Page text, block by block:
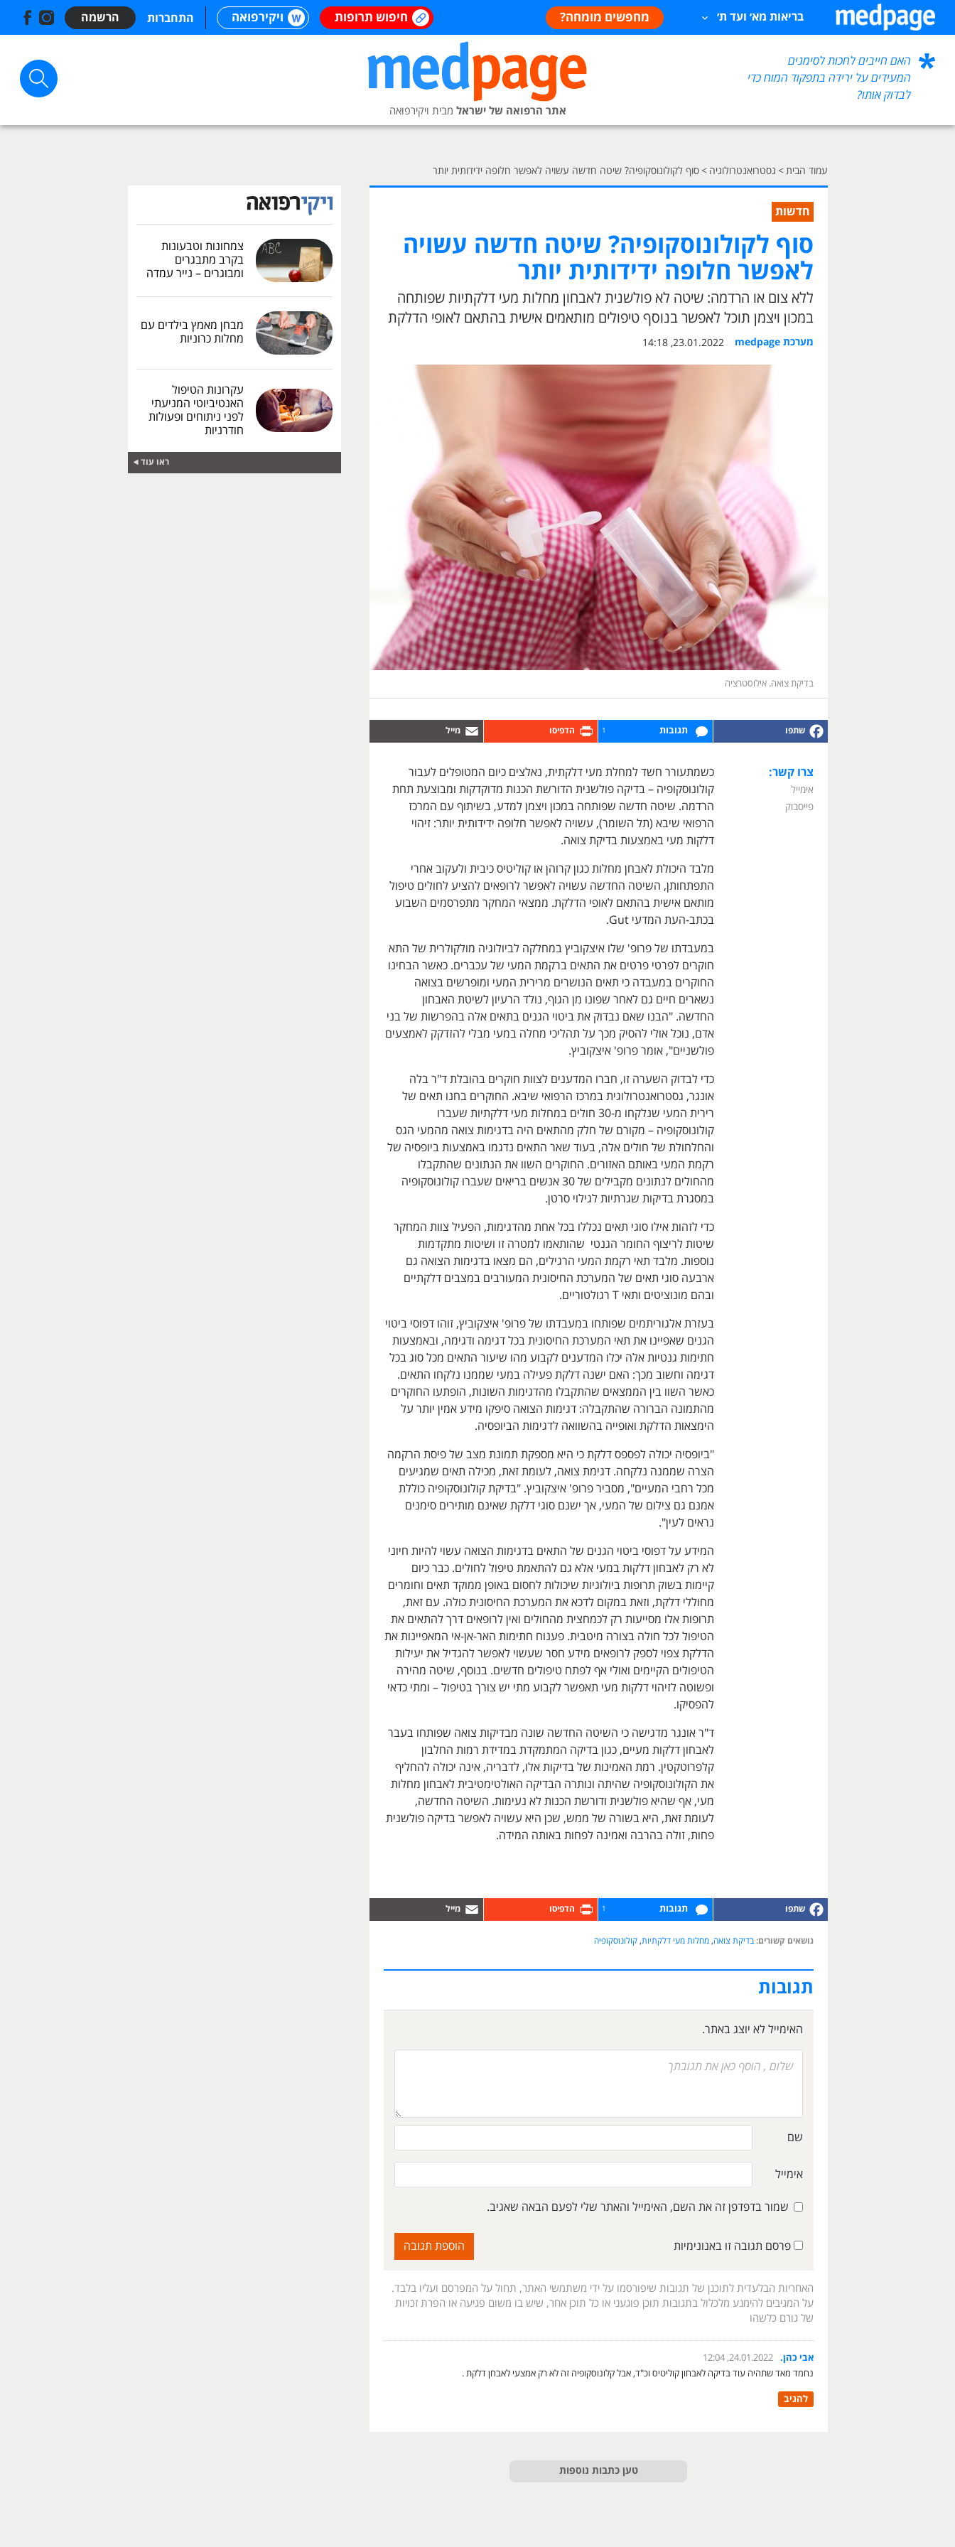
בריאות מא׳ ועד ת׳ מחפשים מומחה? חיפוש תרופות ויקירפואה התחברות הרשמה
האם חייבים לחכות לסימנים
המעידים על ירידה בתפקוד המוח כדי
לבדוק אותו?
אתר הרפואה של ישראל מבית ויקירפואה
עמוד הבית > גסטרואנטרולוגיה > סוף לקולונוסקופיה? שיטה חדשה עשויה לאפשר חלופה ידידותית יותר
חדשות
סוף לקולונוסקופיה? שיטה חדשה עשויה
לאפשר חלופה ידידותית יותר
ללא צום או הרדמה: שיטה לא פולשנית לאבחון מחלות מעי דלקתיות שפותחה
במכון ויצמן תוכל לאפשר בנוסף טיפולים מותאמים אישית בהתאם לאופי הדלקת
מערכת medpage 23.01.2022, 14:18
בדיקת צואה. אילוסטרציה
תגובות 1
צרו קשר:
אימייל
פייסבוק
כשמתעורר חשד למחלת מעי דלקתית, נאלצים כיום המטופלים לעבור
קולונוסקופיה – בדיקה פולשנית הדורשת הכנות מדוקדקות ומבוצעת תחת
הרדמה. שיטה חדשה שפותחה במכון ויצמן למדע, בשיתוף עם המרכז
הרפואי שיבא (תל השומר), עשויה לאפשר חלופה ידידותית יותר: זיהוי
דלקות מעי באמצעות בדיקת צואה.
מלבד היכולת לאבחן מחלות כגון קרוהן או קוליטיס כיבית ולעקוב אחרי
התפתחותן, השיטה החדשה עשויה לאפשר לרופאים להציע לחולים טיפול
מותאם אישית בהתאם לאופי הדלקת. ממצאי המחקר מתפרסמים השבוע
בכתב-העת המדעי Gut.
במעבדתו של פרופ' שלו איצקוביץ במחלקה לביולוגיה מולקולרית של התא
חוקרים לפרטי פרטים את התאים ברקמת המעי של עכברים. כאשר הבחינו
החוקרים במעבדה כי תאים הנושרים מרירית המעי ומופרשים בצואה
נשארים חיים גם לאחר שפונו מן הגוף, נולד הרעיון לשיטת האבחון
החדשה. "הבנו שאם נבדוק את ביטוי הגנים בתאים אלה בהפרשות של בני
אדם, נוכל אולי להסיק מכך על תהליכי מחלה במעי מבלי להזדקק לאמצעים
פולשניים", אומר פרופ' איצקוביץ.
כדי לבדוק השערה זו, חברו המדענים לצוות חוקרים בהובלת ד"ר בלה
אונגר, גסטרואנטרולוגית במרכז הרפואי שיבא. החוקרים בחנו תאים של
רירית המעי שנלקחו מ-30 חולים במחלות מעי דלקתיות שעברו
קולונוסקופיה – מקורם של חלק מהתאים היה בדגימות צואה מהמעי הגס
והחלחולת של חולים אלה, בעוד שאר התאים נדגמו באמצעות ביופסיה של
רקמת המעי באותם האזורים. החוקרים השוו את הנתונים שהתקבלו
מהחולים לנתונים מקבילים של 30 אנשים בריאים שעברו קולונוסקופיה
במסגרת בדיקות שגרתיות לגילוי סרטן.
כדי לזהות אילו סוגי תאים נכללו בכל אחת מהדגימות, הפעיל צוות המחקר
שיטות לריצוף החומר הגנטי שהותאמו למטרה זו ושיטות מתקדמות
נוספות. מלבד תאי רקמת המעי הרגילים, הם מצאו בדגימות הצואה גם
ארבעה סוגי תאים של המערכת החיסונית המעורבים במצבים דלקתיים
ובהם מונוציטים ותאי T רגולטוריים.
בעזרת אלגוריתמים שפותחו במעבדתו של פרופ' איצקוביץ, זוהו דפוסי ביטוי
הגנים שאפיינו את תאי המערכת החיסונית בכל דגימה ודגימה, ובאמצעות
חתימות גנטיות אלה יכלו המדענים לקבוע מהו שיעור התאים מכל סוג בכל
דגימה וחשוב מכך: האם ישנה דלקת פעילה במעי שממנו נלקחו התאים.
כאשר השוו בין הממצאים שהתקבלו מהדגימות השונות, הופתעו החוקרים
מהתמונה הברורה שהתקבלה: דגימות הצואה סיפקו מידע אמין יותר על
הימצאות הדלקת ואופייה בהשוואה לדגימות הביופסיה.
"ביופסיה יכולה לפספס דלקת כי היא מספקת תמונת מצב של פיסת הרקמה
הצרה שממנה נלקחה. דגימת צואה, לעומת זאת, מכילה תאים שמגיעים
מכל רחבי המעיים", מסביר פרופ' איצקוביץ. "בדיקת קולונוסקופיה כוללת
אמנם גם צילום של המעי, אך ישנם סוגי דלקת שאינם מותירים סימנים
נראים לעין".
המידע על דפוסי ביטוי הגנים של התאים בדגימות הצואה עשוי להיות חיוני
לא רק לאבחון דלקות במעי אלא גם להתאמת טיפול לחולים. כבר כיום
קיימות בשוק תרופות ביולוגיות שיכולות לחסום באופן ממוקד תאים וחומרים
מחוללי דלקת, וזאת במקום לדכא את המערכת החיסונית כולה. עם זאת,
תרופות אלו מסייעות רק לכמחצית מהחולים ואין לרופאים דרך להתאים את
הטיפול לכל חולה בצורה מיטבית. פענוח חתימות האר-אן-אי המאפיינות את
הדלקת צפוי לספק לרופאים מידע חסר שעשוי לאפשר להגדיל את יעילות
הטיפולים הקיימים ואולי אף לפתח טיפולים חדשים. בנוסף, שיטה מהירה
ופשוטה לזיהוי דלקות מעי תאפשר לקבוע מתי יש צורך בטיפול – ומתי כדאי
להפסיקו.
ד"ר אונגר מדגישה כי השיטה החדשה שונה מבדיקות צואה שפותחו בעבר
לאבחון דלקות מעיים, כגון בדיקה המתמקדת במדידת רמות החלבון
קלפרוטקטין. רמת האמינות של בדיקות אלו, לדבריה, אינה יכולה להחליף
את הקולונוסקופיה שהיתה ונותרה הבדיקה האולטימטיבית לאבחון מחלות
מעי, אף שהיא פולשנית ודורשת הכנות לא נעימות. השיטה החדשה,
לעומת זאת, היא בשורה של ממש, שכן היא עשויה לאפשר בדיקה פולשנית
פחות, זולה בהרבה ואמינה לפחות באותה המידה.
תגובות 1
נושאים קשורים: בדיקת צואה,מחלות מעי דלקתיות,קולונוסקופיה
תגובות
האימייל לא יוצג באתר.
שם
אימייל
שמור בדפדפן זה את השם, האימייל והאתר שלי לפעם הבאה שאגיב.
פרסם תגובה זו באנונימיות
האחריות הבלעדית לתוכנן של תגובות שיפורסמו על ידי משתמשי האתר, תחול על המפרסם ועליו בלבד.
על המגיבים להימנע מלכלול בתגובות תוכן פוגעני או כל תוכן אחר, שיש בו משום פגיעה או הפרת זכויות
של גורם כלשהו
אבי כהן.
24.01.2022, 12:04
נחמד מאד שתהיה עוד בדיקה לאבחון קוליטיס וכ"ד, אבל קלונוסקופיה זה לא רק אמצעי לאבחן דלקת .
להגיב
טען כתבות נוספות
צמחונות וטבעונות
בקרב מתבגרים
ומבוגרים – נייר עמדה
מבחן מאמץ בילדים עם
מחלות כרוניות
עקרונות הטיפול
האנטיביוטי המניעתי
לפני ניתוחים ופעולות
חודרניות
ראו עוד